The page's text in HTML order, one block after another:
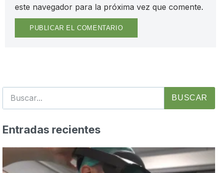
este navegador para la próxima vez que comente.
BUSCAR
Entradas recientes